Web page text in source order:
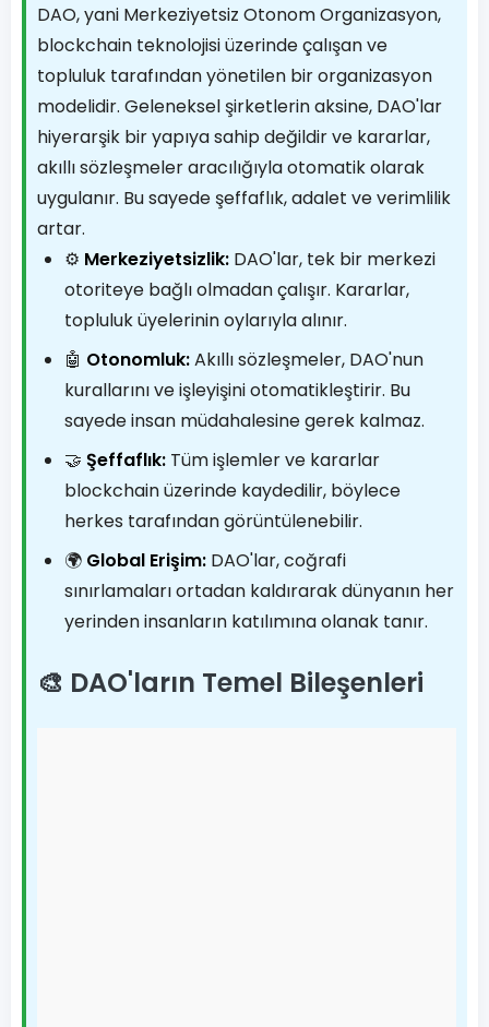
DAO, yani Merkeziyetsiz Otonom Organizasyon,
blockchain teknolojisi üzerinde çalışan ve
topluluk tarafından yönetilen bir organizasyon
modelidir. Geleneksel şirketlerin aksine, DAO'lar
hiyerarşik bir yapıya sahip değildir ve kararlar,
akıllı sözleşmeler aracılığıyla otomatik olarak
uygulanır. Bu sayede şeffaflık, adalet ve verimlilik
artar.
⚙️ Merkeziyetsizlik: DAO'lar, tek bir merkezi
otoriteye bağlı olmadan çalışır. Kararlar,
topluluk üyelerinin oylarıyla alınır.
🤖 Otonomluk:Akıllı sözleşmeler, DAO'nun
kurallarını ve işleyişini otomatikleştirir. Bu
sayede insan müdahalesine gerek kalmaz.
🤝 Şeffaflık: Tüm işlemler ve kararlar
blockchain üzerinde kaydedilir, böylece
herkes tarafından görüntülenebilir.
🌍 Global Erişim: DAO'lar, coğrafi
sınırlamaları ortadan kaldırarak dünyanın her
yerinden insanların katılımına olanak tanır.
🎨 DAO'ların Temel Bileşenleri